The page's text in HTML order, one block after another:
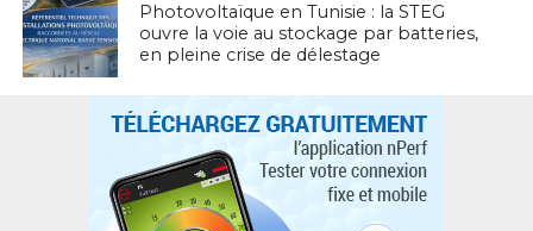
Photovoltaïque en Tunisie : la STEG
ouvre la voie au stockage par batteries,
en pleine crise de délestage